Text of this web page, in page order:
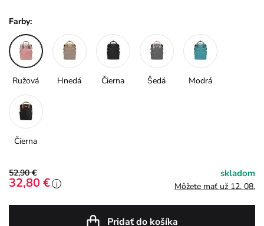
Farby:
Ružová Hnedá Čierna Šedá Modrá
Čierna
52,90 €
32,80 € i
skladom
Môžete mať už 12. 08.
Pridať do košíka